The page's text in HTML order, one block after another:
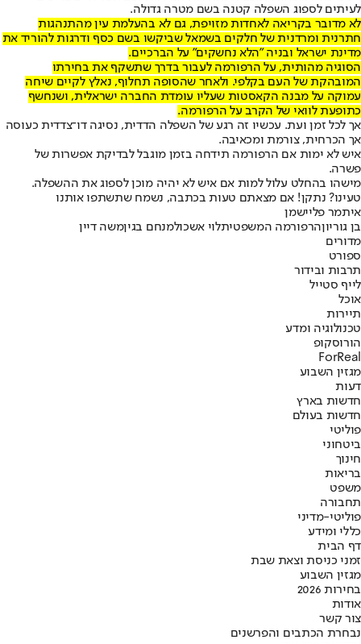
לעיתים לספוג השפלה קטנה בשם מטרה גדולה.
לא מדובר בקריאה לאחדות מזויפת, גם לא בהעלמת עין מהתנהגות
חתרנית ומרדנית של חלקים בשמאל שביקשו בשם כסף ודרגות להוריד את
מדינת ישראל ובניה "הלא נחשקים" על הברכיים.
הסוגיה מהותית, על הרפורמה לעבור בדרך שתשקף את בחירתו
המובהקת של העם בקלפי. ולאחר שהסופה תחלוף, נאלץ לקיים שיחה
עמוקה על מבנה הקאסטות שעליו עומדת החברה ישראלית, ושנחשף
כתופעת לוואי של הקרב על הרפורמה.
אך לכל זמן ועת. עכשיו זה רגע של השפלה הדדית, נסיגה דו־צדדית כעוסה
אך הכרחית, צורמת ומכאיבה.
איש לא ימות אם הרפורמה תידחה בזמן מוגבל לבדיקת אפשרות של
פשרה.
מישהו בהחלט עלול למות אם איש לא יהיה מוכן לספוג את ההשפלה.
טעינו? נתקן! אם מצאתם טעות בכתבה, נשמח שתשתפו אותנו
איתמר פליישמן
בן גוריוןהרפורמה המשפטיתלוי אשכולמנחם בגיןמשה דיין
מדורים
ספורט
תרבות ובידור
לייף סטייל
אוכל
תיירות
טכנולוגיה ומדע
הורוסקופ
ForReal
מגזין השבוע
דעות
חדשות בארץ
חדשות בעולם
פוליטי
ביטחוני
חינוך
בריאות
משפט
תחבורה
פוליטי-מדיני
כללי ומידע
דף הבית
זמני כניסת וצאת שבת
מגזין השבוע
בחירות 2026
אודות
צור קשר
נבחרת הכתבים והפרשנים